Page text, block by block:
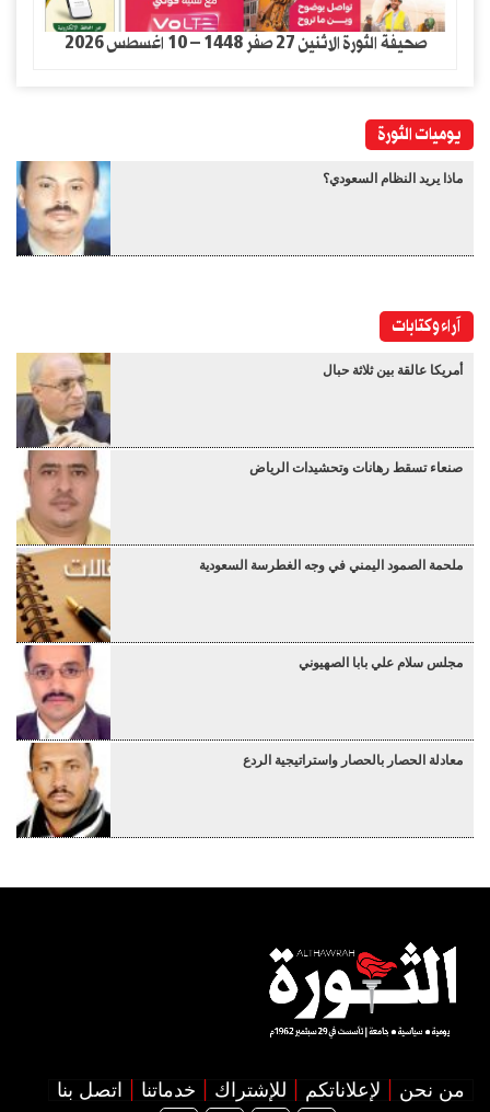
صحيفة الثورة الاثنين 27 صفر 1448 – 10 اغسطس 2026
يوميات الثورة
ماذا يريد النظام السعودي؟
آراء وكتابات
أمريكا عالقة بين ثلاثة حبال
صنعاء تسقط رهانات وتحشيدات الرياض
ملحمة الصمود اليمني في وجه الغطرسة السعودية
مجلس سلام علي بابا الصهيوني
معادلة الحصار بالحصار واستراتيجية الردع
من نحن لإعلاناتكم للإشتراك خدماتنا اتصل بنا